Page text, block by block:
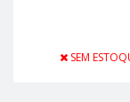
SEM